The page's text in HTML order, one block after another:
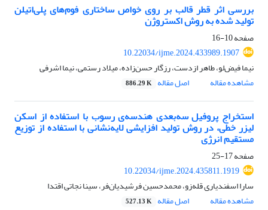
بررسی اثر قطر قالب بر روی خواص ساختاری فوم‌های پلی‌اتیلن
تولید شده به روش اکستروژن
صفحه10-16
10.22034/ijme.2024.433989.1907
نیما فیض‌لو، طاهر ازدست، رزگار حسن‌زاده، میلاد رستمی، نیما اشرفی
مشاهده مقاله
اصل مقاله 886.29 K
استخراج پروفیل سه‌بعدی هندسه‌ی رسوب با استفاده از اسکن
لیزر خطی، در روش تولید افزایشی لایه‌نشانی با استفاده از توزیع
مستقیم انرژی
صفحه17-25
10.22034/ijme.2024.435811.1919
سارا اسفندیاری قله‌زو، محمدحسین فرشیدیان‌فر، سینا نجاتی اقتدا
مشاهده مقاله
اصل مقاله 527.13 K